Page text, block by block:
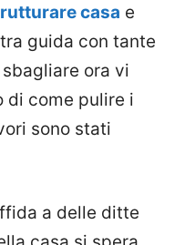
casa e
guida con tante
ora vi
di come pulire i
sono stati
a delle ditte